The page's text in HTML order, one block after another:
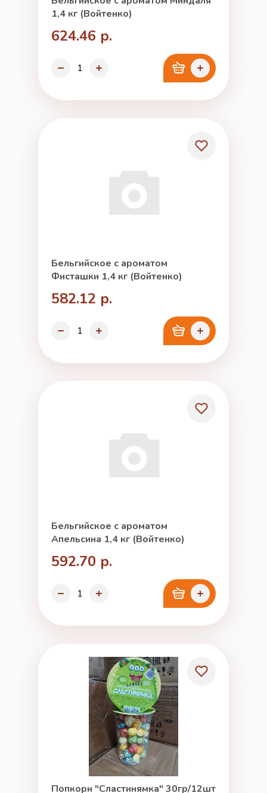
1,4 кг (Войтенко)
624.46 р.
Бельгийское с ароматом
Фисташки 1,4 кг (Войтенко)
582.12 р.
Бельгийское с ароматом
Апельсина 1,4 кг (Войтенко)
592.70 р.
Попкорн "Сластинямка" 30гр/12шт